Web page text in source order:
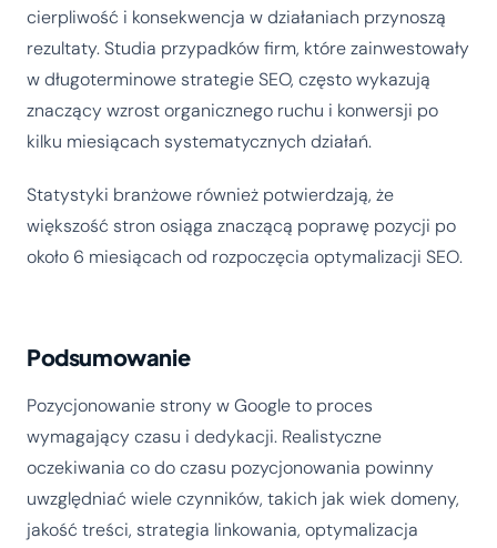
cierpliwość i konsekwencja w działaniach przynoszą
rezultaty. Studia przypadków firm, które zainwestowały
w długoterminowe strategie SEO, często wykazują
znaczący wzrost organicznego ruchu i konwersji po
kilku miesiącach systematycznych działań.
Statystyki branżowe również potwierdzają, że
większość stron osiąga znaczącą poprawę pozycji po
około 6 miesiącach od rozpoczęcia optymalizacji SEO.
Podsumowanie
Pozycjonowanie strony w Google to proces
wymagający czasu i dedykacji. Realistyczne
oczekiwania co do czasu pozycjonowania powinny
uwzględniać wiele czynników, takich jak wiek domeny,
jakość treści, strategia linkowania, optymalizacja